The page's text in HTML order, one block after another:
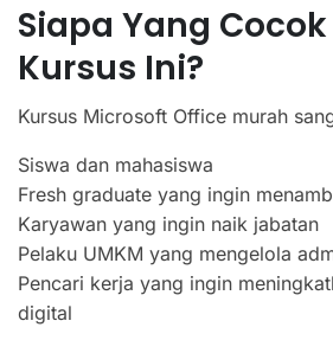
Siapa Yang
Kursus Ini?
Kursus Microsoft Office murah
Siswa dan mahasiswa
Fresh graduate yang ingin
Karyawan yang ingin naik jabatan
Pelaku UMKM yang mengelola
Pencari kerja yang ingin
digital